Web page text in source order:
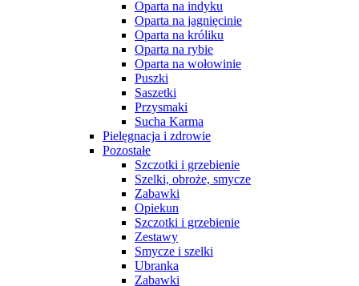
Oparta na indyku
Oparta na jagnięcinie
Oparta na króliku
Oparta na rybie
Oparta na wołowinie
Puszki
Saszetki
Przysmaki
Sucha Karma
Pielęgnacja i zdrowie
Pozostałe
Szczotki i grzebienie
Szelki, obroże, smycze
Zabawki
Opiekun
Szczotki i grzebienie
Zestawy
Smycze i szelki
Ubranka
Zabawki